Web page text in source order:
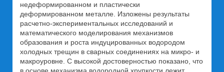
недеформированном и пластически
деформированном металле. Изложены результаты
расчетно-экспериментальных исследований и
математического моделирования механизмов
образования и роста индуцированных водородом
холодных трещин в сварных соединениях на микро- и
макроуровне. С высокой достоверностью показано, что